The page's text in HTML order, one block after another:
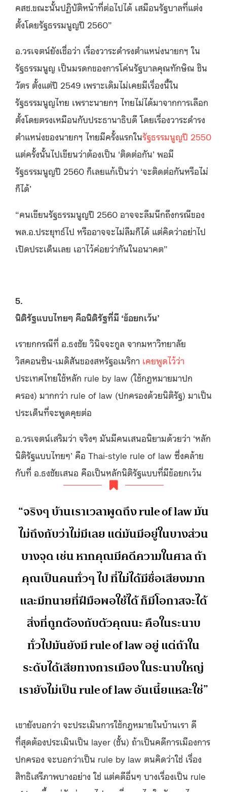
คสช.ขณะนั้นปฏิบัติหน้าที่ต่อไปได้ เสมือนรัฐบาลที่แต่ง
ตั้งโดยรัฐธรรมนูญปี 2560”
อ.วรเจตน์ยังเชื่อว่า เรื่องวาระดำรงตำแหน่งนายกฯ ใน
รัฐธรรมนูญ เป็นมรดกของการโค่นรัฐบาลคุณทักษิณ ชิน
วัตร ตั้งแต่ปี 2549 เพราะเดิมไม่เคยมีเรื่องนี้ใน
รัฐธรรมนูญไทย เพราะนายกฯ ไทยไม่ได้มาจากการเลือก
ตั้งโดยตรงเหมือนกับประธานาธิบดี โดยเรื่องวาระดำรง
ตำแหน่งของนายกฯ ไทยมีครั้งแรกในรัฐธรรมนูญปี 2550
แต่ครั้งนั้นไปเขียนว่าต้องเป็น ‘ติดต่อกัน’ พอมี
รัฐธรรมนูญปี 2560 ก็เลยแก้เป็นว่า ‘จะติดต่อกันหรือไม่
ก็ได้’
“คนเขียนรัฐธรรมนูญปี 2560 อาจจะลืมนึกถึงกรณีของ
พล.อ.ประยุทธ์ไป หรืออาจจะไม่ลืมก็ได้ แต่คิดว่าอย่าไป
เปิดประเด็นเลย เอาไว้ค่อยว่ากันในอนาคต”
5.
นิติรัฐแบบไทยๆ คือนิติรัฐที่มี ‘ข้อยกเว้น’
เรายกกรณีที่ อ.ธงชัย วินิจจะกูล จากมหาวิทยาลัย
วิสคอนซิน-เมดิสันของสหรัฐอเมริกา เคยพูดไว้ว่า
ประเทศไทยใช้หลัก rule by law (ใช้กฎหมายมาปก
ครอง) มากกว่า rule of law (ปกครองด้วยนิติรัฐ) มาเป็น
ประเด็นที่จะพูดคุยต่อ
อ.วรเจตน์เสริมว่า จริงๆ มันมีคนเสนอนิยามด้วยว่า ‘หลัก
นิติรัฐแบบไทยๆ’ คือ Thai-style rule of law ซึ่งคล้าย
กับที่ อ.ธงชัยเสนอ คือเป็นหลักนิติรัฐแบบที่มีข้อยกเว้น
“จริงๆ บ้านเราเวลาพูดถึง rule of law มัน
ไม่ถึงกับว่าไม่มีเลย แต่มันมีอยู่ในบางส่วน
บางจุด เช่น หากคุณมีคดีความในศาล ถ้า
คุณเป็นคนทั่วๆ ไป ที่ไม่ได้มีชื่อเสียงมาก
และมีทนายที่ฝีมือพอใช้ได้ ก็มีโอกาสจะได้
สิ่งที่ถูกต้องกับตัวคุณนะ คือในระนาบ
ทั่วไปมันยังมี rule of law อยู่ แต่ถ้าใน
ระดับได้เสียทางการเมือง ในระนาบใหญ่
เรายังไม่เป็น rule of law อันเนี้ยแหละใช่”
เขายังบอกว่า จะประเมินการใช้กฎหมายในบ้านเรา ดี
ที่สุดต้องประเมินเป็น layer (ชั้น) ถ้าเป็นคดีการเมืองการ
ปกครอง จะบอกว่าเป็น rule by law ตนคิดว่าใช่ เรื่อง
สิทธิเสรีภาพบางอย่าง ใช่ แต่คดีอื่นๆ บางเรื่องเป็น rule